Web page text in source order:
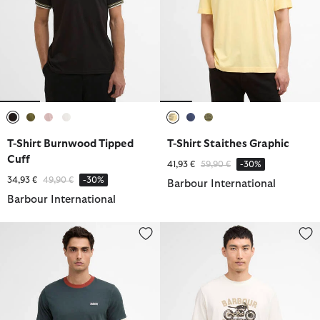
T-Shirt Burnwood Tipped
Cuff
34,93 € Reduziert von
49,90 €bis-30%
Barbour International
T-Shirt Staithes Graphic
41,93 € Reduziert von
59,90 €bis-30%
Barbour International
T-Shirt Howall T-Shirt Shifter Graphic Print